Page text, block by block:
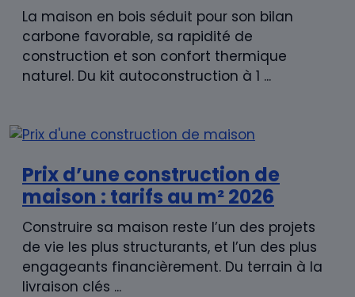
La maison en bois séduit pour son bilan
carbone favorable, sa rapidité de
construction et son confort thermique
naturel. Du kit autoconstruction à 1 ...
Prix d’une construction de
maison : tarifs au m² 2026
Construire sa maison reste l’un des projets
de vie les plus structurants, et l’un des plus
engageants financièrement. Du terrain à la
livraison clés ...